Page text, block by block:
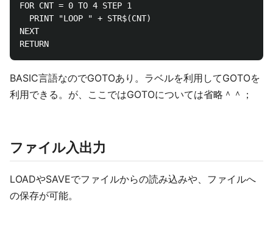
FOR CNT = 0 TO 4 STEP 1
  PRINT "LOOP " + STR$(CNT)
NEXT
BASIC言語なのでGOTOあり。ラベルを利用してGOTOを
利用できる。が、ここではGOTOについては省略＾＾；
ファイル入出力
LOADやSAVEでファイルからの読み込みや、ファイルへ
の保存が可能。